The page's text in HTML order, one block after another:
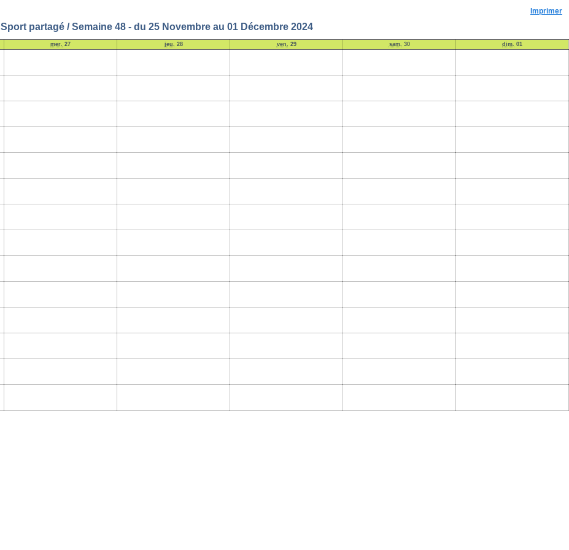
Imprimer
Sport partagé / Semaine 48 - du 25 Novembre au 01 Décembre 2024
mer. 27 jeu. 28 ven. 29 sam. 30 dim. 01